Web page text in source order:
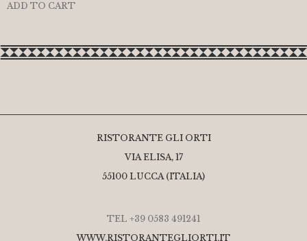
ADD TO CART
RISTORANTE GLI ORTI
VIA ELISA, 17
55100 LUCCA (ITALIA)
TEL +39 0583 491241
WWW.RISTORANTEGLIORTI.IT